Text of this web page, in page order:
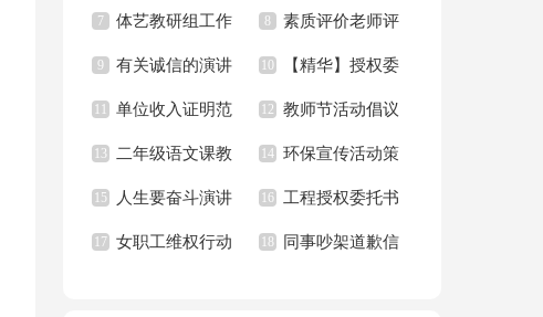
明 计划集合四篇
7 体艺教研组工作
总结
8 素质评价老师评
语
9 有关诚信的演讲
稿汇编八篇
10 【精华】授权委
托书范文汇编10篇
11 单位收入证明范
文
12 教师节活动倡议
书
13 二年级语文课教
学计划
14 环保宣传活动策
划书
15 人生要奋斗演讲
稿
16 工程授权委托书
17 女职工维权行动 18 同事吵架道歉信